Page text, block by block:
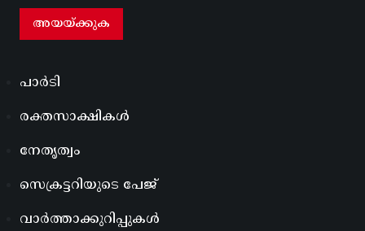
പാർടി
രക്തസാക്ഷികൾ
നേതൃത്വം
സെക്രട്ടറിയുടെ പേജ്
വാർത്താക്കുറിപ്പുകൾ